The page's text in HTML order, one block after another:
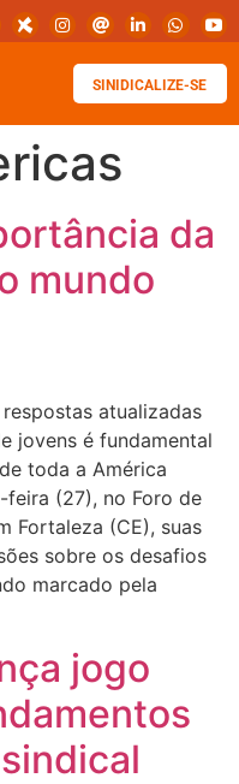
SINIDICALIZE-SE
da
mundo
atualizadas
jovens é fundamental
toda a América
(27), no Foro de
Fortaleza (CE), suas
sobre os desafios
marcado pela
jogo